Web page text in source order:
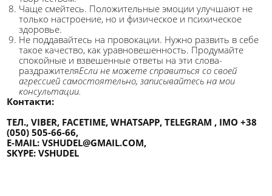
Чаще смейтесь. Положительные эмоции улучшают не
только настроение, но и физическое и психическое
здоровье.
Не поддавайтесь на провокации. Нужно развить в себе
такое качество, как уравновешенность. Продумайте
спокойные и взвешенные ответы на эти слова-
раздражителяЕсли не можете справиться со своей
агрессией самостоятельно, записывайтесь на мои
консультации.
Контакти:
ТЕЛ., VIBER, FACETIME, WHATSAPP, TELEGRAM , IMO +38
(050) 505-66-66,
E-MAIL: VSHUDEL@GMAIL.COM,
SKYPE: VSHUDEL